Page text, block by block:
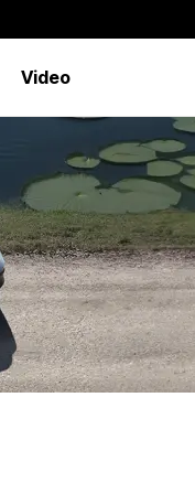
Video